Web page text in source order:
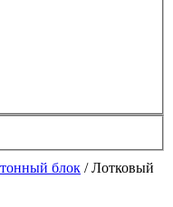
блок /Лотковый